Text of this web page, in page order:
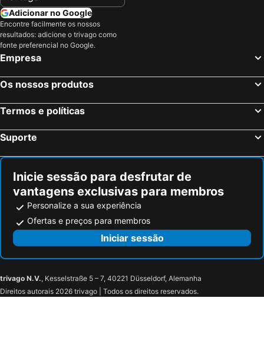
Adicionar no Google
Encontre facilmente os nossos
resultados: adicione o trivago como
fonte preferencial no Google.
Empresa
Os nossos produtos
Termos e políticas
Suporte
Inicie sessão para desfrutar de
vantagens exclusivas para membros
Personalize a sua experiência
Ofertas e preços para membros
Iniciar sessão
trivago N.V., Kesselstraße 5 – 7, 40221 Düsseldorf, Alemanha
Direitos autorais 2026 trivago | Todos os direitos reservados.